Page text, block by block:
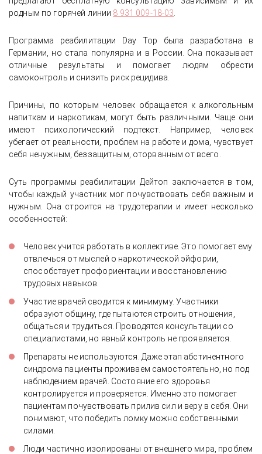
родным по горячей линии 8 931 009-18-03
Программа реабилитации Day Top была разработана в
Германии, но стала популярна и в России. Она показывает
отличные результаты и помогает людям обрести
самоконтроль и снизить риск рецидива.
Причины, по которым человек обращается к алкогольным
напиткам и наркотикам, могут быть различными. Чаще они
имеют психологический подтекст. Например, человек
убегает от реальности, проблем на работе и дома, чувствует
себя ненужным, беззащитным, оторванным от всего.
Суть программы реабилитации Дейтоп заключается в том,
чтобы каждый участник мог почувствовать себя важным и
нужным. Она строится на трудотерапии и имеет несколько
особенностей:
Человек учится работать в коллективе. Это помогает ему
отвлечься от мыслей о наркотической эйфории,
способствует профориентации и восстановлению
трудовых навыков.
Участие врачей сводится к минимуму. Участники
образуют общину, где пытаются строить отношения,
общаться и трудиться. Проводятся консультации со
специалистами, но явный контроль не проявляется.
Препараты не используются. Даже этап абстинентного
синдрома пациенты проживаем самостоятельно, но под
наблюдением врачей. Состояние его здоровья
контролируется и проверяется. Именно это помогает
пациентам почувствовать прилив сил и веру в себя. Они
понимают, что победить ломку можно собственными
силами.
Люди частично изолированы от внешнего мира, проблем